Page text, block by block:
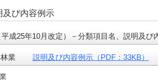
及び内容例示
成25年10月改定）－分類項目名、説明及び
林業 説明及び内容例示（PDF：33KB）